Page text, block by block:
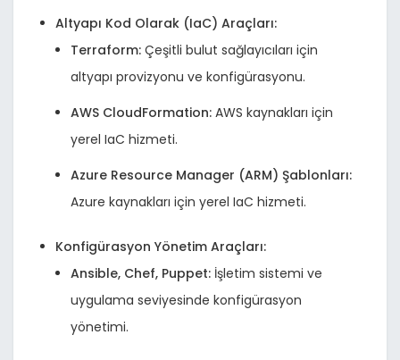
Altyapı Kod Olarak (IaC) Araçları:
Terraform: Çeşitli bulut sağlayıcıları için
altyapı provizyonu ve konfigürasyonu.
AWS CloudFormation: AWS kaynakları için
yerel IaC hizmeti.
Azure Resource Manager (ARM) Şablonları:
Azure kaynakları için yerel IaC hizmeti.
Konfigürasyon Yönetim Araçları:
Ansible, Chef, Puppet: İşletim sistemi ve
uygulama seviyesinde konfigürasyon
yönetimi.